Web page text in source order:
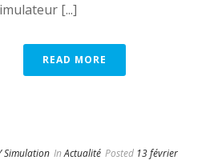
[...]
READ MORE
Simulation In Actualité Posted 13 février